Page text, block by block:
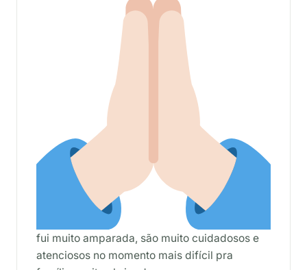
fui muito amparada, são muito cuidadosos e
atenciosos no momento mais difícil pra